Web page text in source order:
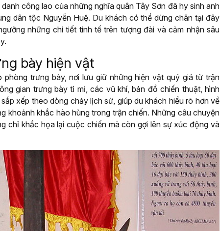
công lao của những nghĩa quân Tây Sơn đã hy sinh anh
dân tộc Nguyễn Huệ. Du khách có thể dừng chân tại đây
những chi tiết tinh tế trên tượng đài và cảm nhận sâu
bày hiện vật
phòng trưng bày, nơi lưu giữ những hiện vật quý giá từ trận
gian trưng bày tỉ mỉ, các vũ khí, bản đồ chiến thuật, hình
xếp theo dòng chảy lịch sử, giúp du khách hiểu rõ hơn về
khoảnh khắc hào hùng trong trận chiến. Những câu chuyện
chỉ khắc họa lại cuộc chiến mà còn gợi lên sự xúc động và